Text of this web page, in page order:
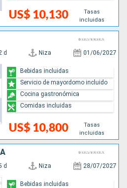
US$ 10,130
Tasas
incluidas
d Niza 01/06/2027
US$ 10,800
Tasas
incluidas
Bebidas incluidas
Servicio de mayordomo incluido
Cocina gastronómica
Comidas incluidas
d Niza 28/07/2027
Bebidas incluidas